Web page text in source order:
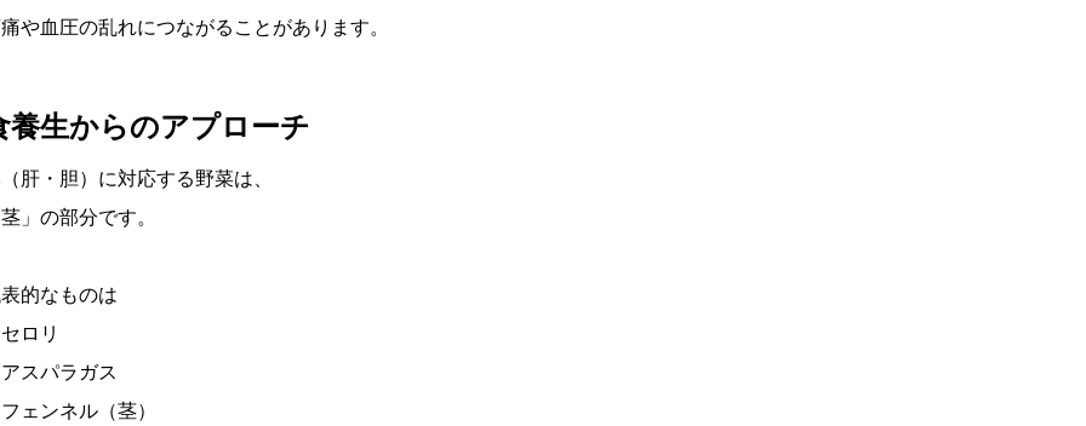
や血圧の乱れにつながることがあります。
養生からのアプローチ
肝・胆）に対応する野菜は、
」の部分です。
的なものは
ロリ
スパラガス
ェンネル（茎）